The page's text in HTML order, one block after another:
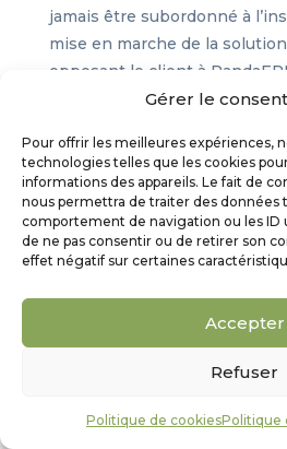
Gérer le
Pour offrir les meilleures expériences,
technologies telles que les cookies
informations des appareils. Le fait de
nous permettra de traiter des données
comportement de navigation ou les ID
de ne pas consentir ou de retirer son
effet négatif sur certaines
Accepter
Refuser
Politique de cookiesPolitique
jamais être subordonné à
mise en marche de la
opposant le client à
cas suspensif du règlement
Tous les litiges auxquels le
accords qui en découlent
concernant tant leurs
interprétations, leurs
tribunal de Poitiers.
ARTICLE 16 –
possible à l’exécution de ses